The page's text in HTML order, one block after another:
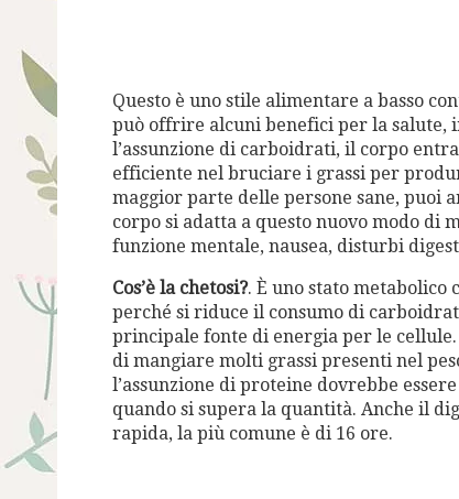
Questo è uno stile alimentare a basso
può offrire alcuni benefici per la salute,
l’assunzione di carboidrati, il corpo
efficiente nel bruciare i grassi per
maggior parte delle persone sane,
corpo si adatta a questo nuovo modo di
funzione mentale, nausea, disturbi
Cos’è la chetosi?. È uno stato metabolico
perché si riduce il consumo di
principale fonte di energia per le
di mangiare molti grassi presenti nel
l’assunzione di proteine ​​dovrebbe
quando si supera la quantità. Anche il
rapida, la più comune è di 16 ore.